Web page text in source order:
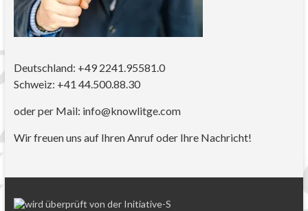
Deutschland: +49 2241.95581.0
Schweiz: +41 44.500.88.30
oder per Mail: info@knowlitge.com
Wir freuen uns auf Ihren Anruf oder Ihre Nachricht!